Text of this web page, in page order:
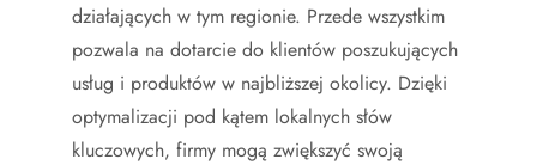
działających w tym regionie. Przede wszystkim
pozwala na dotarcie do klientów poszukujących
usług i produktów w najbliższej okolicy. Dzięki
optymalizacji pod kątem lokalnych słów
kluczowych, firmy mogą zwiększyć swoją